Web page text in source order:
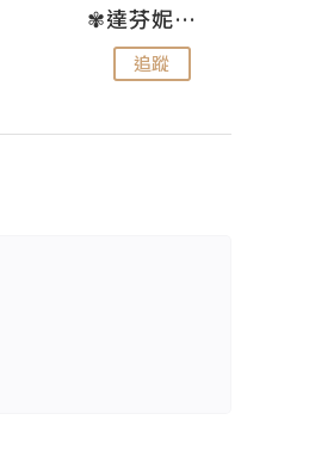
✾達芬妮•愛孩子•愛生活✾
追蹤